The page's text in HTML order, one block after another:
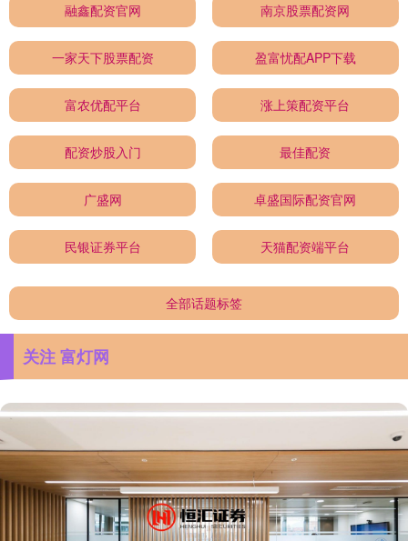
融鑫配资官网 南京股票配资网
一家天下股票配资 盈富忧配APP下载
富农优配平台 涨上策配资平台
配资炒股入门 最佳配资
广盛网 卓盛国际配资官网
民银证券平台 天猫配资端平台
全部话题标签
关注 富灯网